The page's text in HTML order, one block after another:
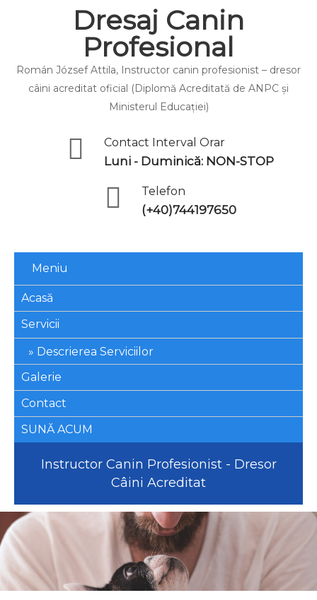
Dresaj Canin
Profesional
Román József Attila, Instructor canin profesionist – dresor
câini acreditat oficial (Diplomă Acreditată de ANPC și
Ministerul Educației)
Contact Interval Orar
Luni - Duminică: NON-STOP
Telefon
(+40)744197650
Meniu
Acasă
Servicii
Descrierea Serviciilor
Galerie
Contact
SUNĂ ACUM
Instructor Canin Profesionist - Dresor
Câini Acreditat